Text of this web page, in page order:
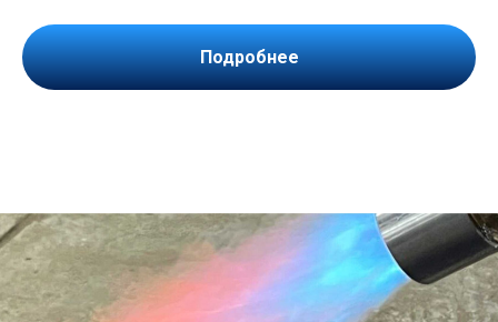
Подробнее